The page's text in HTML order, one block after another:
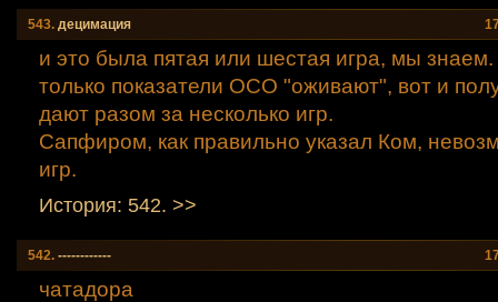
543. децимация
и это была пятая или шестая игра, мы
только показатели ОСО "оживают", вот и
дают разом за несколько игр.
Сапфиром, как правильно указал Ком,
игр.
История: 542. >>
542. ------------
чатадора